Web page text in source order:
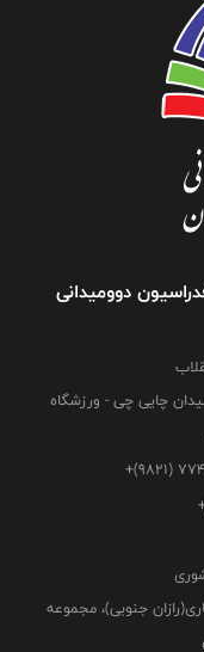
دوومیدانی
چایی چی - ورزشگاه
+(9821)
جنوبی)، مجموعه